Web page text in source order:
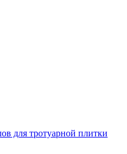
для тротуарной плитки